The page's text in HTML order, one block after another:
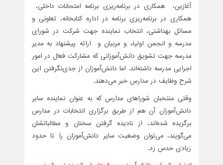
آغازین، همکاری در برنامه‌ریزی برنامه امتحانات داخلی،
همکاری در برنامه‌ریزی برنامه در اداره کتابخانه، تعاونی و
مسائل بهداشتی، انتخاب نماینده جهت شرکت در شورای
مدرسه و انجمن اولیاء و مربیان و ارائه پیشنهاد به مدیر
مدرسه جهت تشویق دانش‌آموزانی که مشارکت فعال در امور
اجرایی مدرسه داشته‌اند. اما دانش‌آموزان از جدی‌نگرفتن این
شرح وظایف در مدارس خبر می‌دهند.
وقتی منتخبان شوراهای مدارس که به عنوان نماینده سایر
دانش‌آموزان آن هم از طریق برگزاری انتخابات در مدارس
برگزیده شده‌اند، از نادیده گرفتن سخنان و مطالباتشان
می‌گویند، می‌توان وضعیت سایر دانش‌آموزان را تا حدود
زیادی حدس زد.